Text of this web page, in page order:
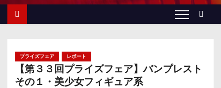
プライズフェア レポート
【第３３回プライズフェア】バンプレスト
その１・美少女フィギュア系